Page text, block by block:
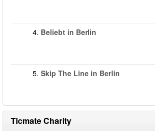
4. Beliebt in Berlin
5. Skip The Line in Berlin
Ticmate Charity